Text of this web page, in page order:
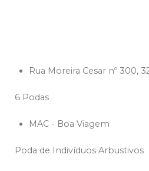
Rua Moreira Cesar nº 300,
6 Podas
MAC - Boa Viagem
Poda de Indivíduos Arbustivos